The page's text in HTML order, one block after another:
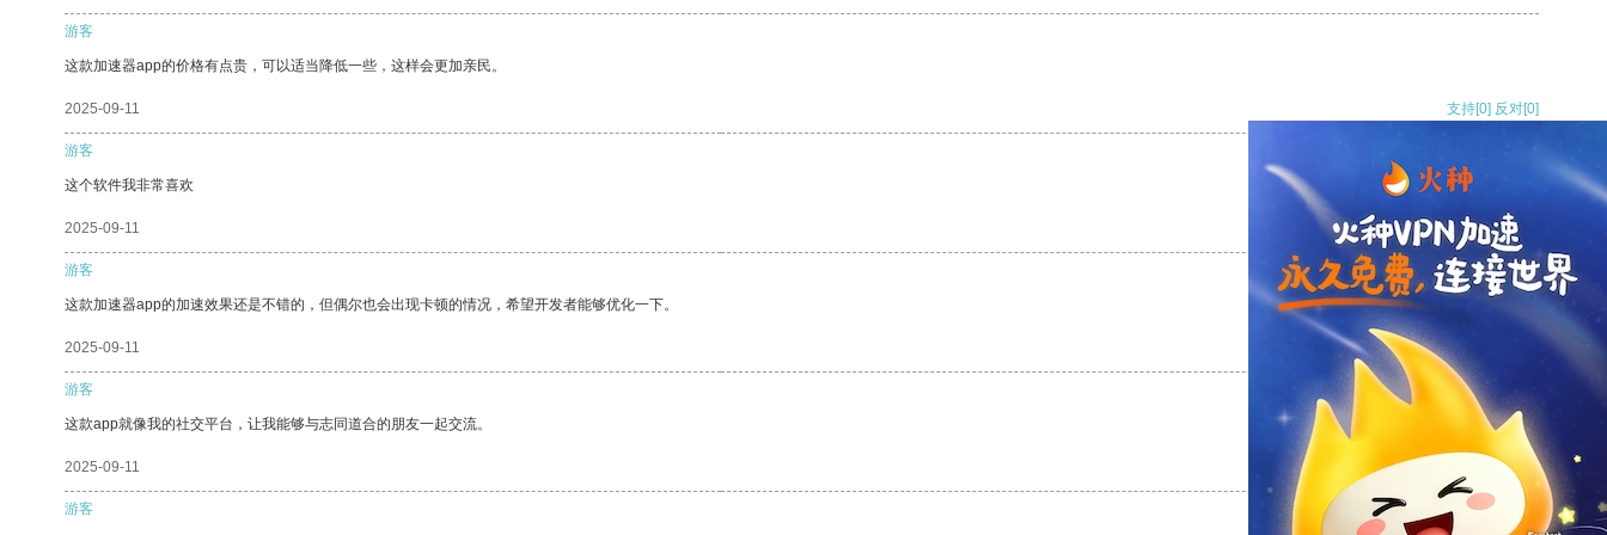
游客
这款加速器app的价格有点贵，可以适当降低一些，这样会更加亲民。
2025-09-11 支持[0] 反对[0]
游客
这个软件我非常喜欢
2025-09-11 支持[0] 反对
游客
这款加速器app的加速效果还是不错的，但偶尔也会出现卡顿的情况，希望开发者能够优化一下。
2025-09-11 支持
游客
这款app就像我的社交平台，让我能够与志同道合的朋友一起交流。
2025-09-11 反对 [0]
游客